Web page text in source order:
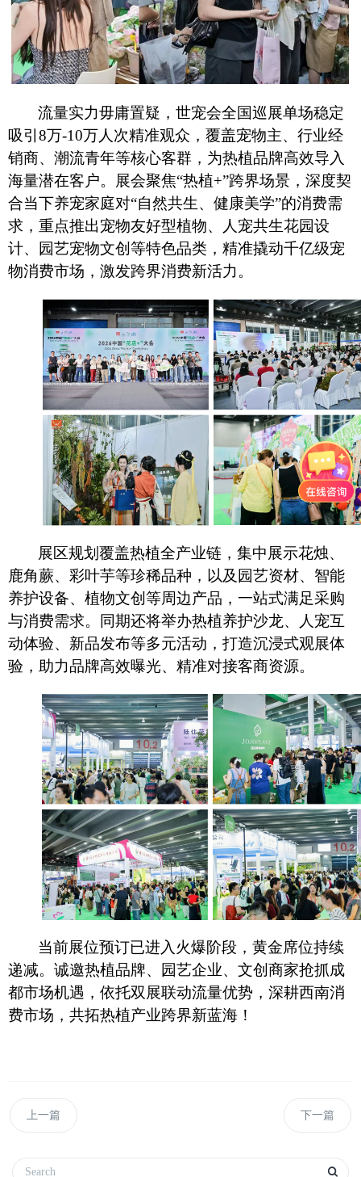
流量实力毋庸置疑，世宠会全国巡展单场稳定
吸引 8万-10万人次精准观众，覆盖宠物主、行业经
销商、潮流青年等核心客群，为热植品牌高效导入
海量潜在客户。展会聚焦“热植+”跨界场景，深度契
合当下养宠家庭对“自然共生、健康美学”的消费需
求，重点推出宠物友好型植物、人宠共生花园设
计、园艺宠物文创等特色品类，精准撬动千亿级宠
物消费市场，激发跨界消费新活力。
展区规划覆盖热植全产业链，集中展示花烛、
鹿角蕨、彩叶芋等珍稀品种，以及园艺资材、智能
养护设备、植物文创等周边产品，一站式满足采购
与消费需求。同期还将举办热植养护沙龙、人宠互
动体验、新品发布等多元活动，打造沉浸式观展体
验，助力品牌高效曝光、精准对接客商资源。
当前展位预订已进入火爆阶段，黄金席位持续
递减。诚邀热植品牌、园艺企业、文创商家抢抓成
都市场机遇，依托双展联动流量优势，深耕西南消
费市场，共拓热植产业跨界新蓝海！
上一篇 下一篇